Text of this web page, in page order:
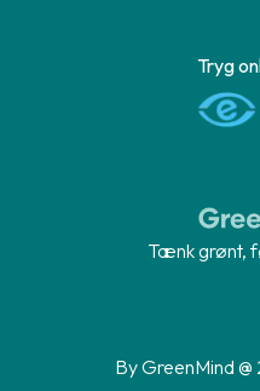
Tryg
Tænk grønt,
By GreenMind